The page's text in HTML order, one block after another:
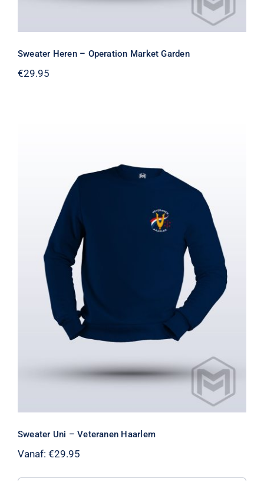
Sweater Heren – Operation Market Garden
€29.95
Sweater Uni – Veteranen Haarlem
Sweater Uni – Veteranen Haarlem
Vanaf: €29.95